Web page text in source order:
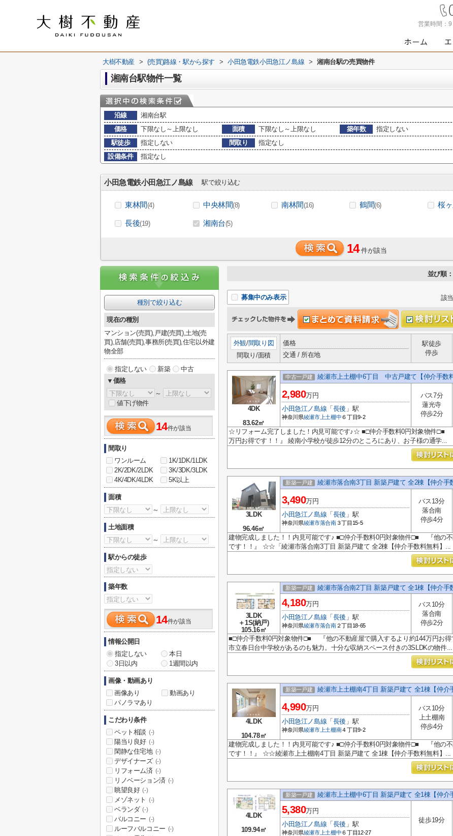
営業時間： 9
大樹不動産 > (売買)路線・駅から探す > 小田急電鉄小田急江ノ島線 > 湘南台駅の売買物件
湘南台駅物件一覧
沿線
湘南台駅
価格
下限なし～上限なし 面積 下限なし～上限なし 築年数
指定しない
駅徒歩
指定しない 間取り
指定なし
設備条件
指定なし
小田急電鉄小田急江ノ島線 駅で絞り込む
東林間(4) 中央林間(8) 南林間(16) 鶴間(6) 桜
長後(19) 湘南台(5)
14 件が該当
並び順：
募集中のみ表示 該
外観/間取り図
間取り/面積
価格
交通 / 所在地
駅徒歩
停歩
4DK
83.62㎡
中古一戸建 綾瀬市上土棚中6丁目 中古戸建て【仲介手数料
2,980万円
小田急江ノ島線 「 長後 」駅
神奈川県綾瀬市上土棚中６丁目9-2
バス7分
蓮光寺
停歩2分
☆リフォーム完了しました！内見可能です♪☆ ■□仲介手数料0円対象物件□■
万円お得です！！』 綾南小学校が徒歩12分のところにあり、お子様の通学...
3LDK
96.46㎡
新築一戸建 綾瀬市落合南3丁目 新築戸建て 全2棟【仲介手
3,490万円
小田急江ノ島線 「 長後 」駅
神奈川県綾瀬市落合南３丁目15-5
バス13分
落合南
停歩4分
建物完成しました！！内見可能です♪ ■□仲介手数料0円対象物件□■ 『他の
です！！』 ☆☆「綾瀬市落合南3丁目 新築戸建て 全2棟【仲介手数料無料】...
3LDK
＋1S(納戸)
105.16㎡
新築一戸建 綾瀬市落合南2丁目 新築戸建て 全1棟【仲介手
4,180万円
小田急江ノ島線 「 長後 」駅
神奈川県綾瀬市落合南２丁目18-65
バス10分
落合南
停歩2分
■□仲介手数料0円対象物件□■ 『他の不動産屋で購入するより約144万円お
市立春日台中学校があるのも魅力。十分な収納スペース付きの3SLDKの物件...
4LDK
104.78㎡
新築一戸建 綾瀬市上土棚南4丁目 新築戸建て 全1棟【仲介
4,990万円
小田急江ノ島線 「 長後 」駅
神奈川県綾瀬市上土棚南４丁目9-2
バス10分
上土棚南
停歩4分
建物完成しました！！内見可能です♪ ■□仲介手数料0円対象物件□■ 『他の
です！！』 ☆☆綾瀬市上土棚南4丁目 新築戸建て 全1棟【仲介手数料無料】...
4LDK
109.94㎡
新築一戸建 綾瀬市上土棚中6丁目 新築戸建て 全1棟【仲介
5,380万円
小田急江ノ島線 「 長後 」駅
神奈川県綾瀬市上土棚中６丁目12-27
徒歩19分
種別で絞り込む
現在の種別
マンション(売買),戸建(売買),土地(売
買),店舗(売買),事務所(売買),住宅以外建
物全部
指定しない 新築
中古
▼価格
～
値下げ物件
14件が該当
間取り
ワンルーム
1K/1DK/1LDK
2K/2DK/2LDK
3K/3DK/3LDK
4K/4DK/4LDK
5K以上
面積
～
土地面積
～
駅からの徒歩
築年数
14件が該当
情報公開日
指定しない
本日
3日以内
1週間以内
画像・動画あり
画像あり
動画あり
パノラマあり
こだわり条件
ペット相談 (-)
陽当り良好 (-)
閑静な住宅地 (-)
デザイナーズ (-)
リフォーム済 (-)
リノベーション済 (-)
眺望良好 (-)
メゾネット (-)
ベランダ (-)
バルコニー (-)
ルーフバルコニー (-)